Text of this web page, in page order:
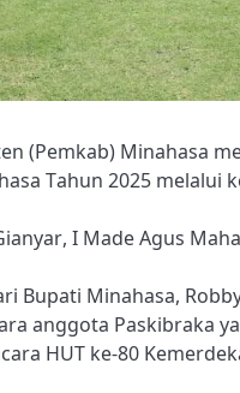
(Pemkab) Minahasa
Tahun 2025 melalui
I Made Agus
Minahasa,
anggota Paskibraka
HUT ke-80